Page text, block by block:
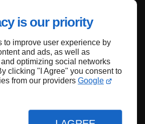
is our priority
to improve user experience by
and ads, as well as
optimizing social networks
clicking "I Agree" you consent to
from our providers Google
Haut de page